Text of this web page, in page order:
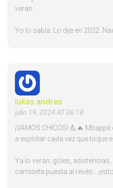
verán.
Yo lo sabía. Lo dije en 2022.
lukas andres
julio 19, 2024 AT 06:18
¡VAMOS CHICOS! 💪🔥
a explotar cada vez que toque
Ya lo verán: goles,
camiseta puesta al revés...